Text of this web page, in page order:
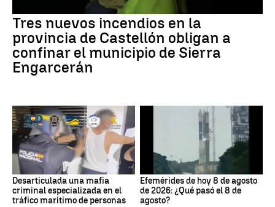
Tres nuevos incendios en la
provincia de Castellón obligan a
confinar el municipio de Sierra
Engarcerán
Desarticulada una mafia
criminal especializada en el
tráfico marítimo de personas
Efemérides de hoy 8 de agosto
de 2026: ¿Qué pasó el 8 de
agosto?